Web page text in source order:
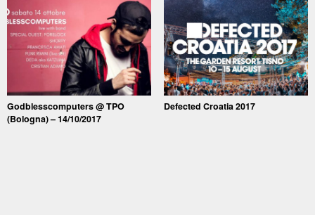
Godblesscomputers @ TPO
(Bologna) – 14/10/2017
Defected Croatia 2017